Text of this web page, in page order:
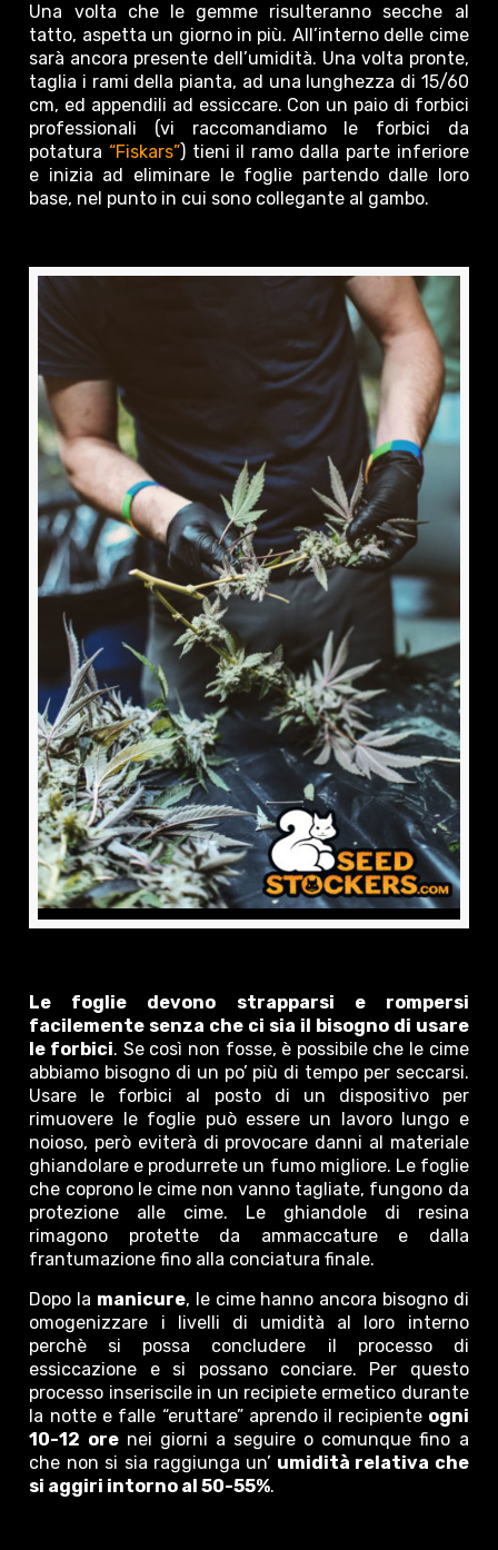
Una volta che le gemme risulteranno secche al
tatto, aspetta un giorno in più. All’interno delle cime
sarà ancora presente dell’umidità. Una volta pronte,
taglia i rami della pianta, ad una lunghezza di 15/60
cm, ed appendili ad essiccare. Con un paio di forbici
professionali (vi raccomandiamo le forbici da
potatura“Fiskars”) tieni il ramo dalla parte inferiore
e inizia ad eliminare le foglie partendo dalle loro
base, nel punto in cui sono collegante al gambo.
Le foglie devono strapparsi e rompersi
facilemente senza che ci sia il bisogno di usare
le forbici. Se così non fosse, è possibile che le cime
abbiamo bisogno di un po’ più di tempo per seccarsi.
Usare le forbici al posto di un dispositivo per
rimuovere le foglie può essere un lavoro lungo e
noioso, però eviterà di provocare danni al materiale
ghiandolare e produrrete un fumo migliore. Le foglie
che coprono le cime non vanno tagliate, fungono da
protezione alle cime. Le ghiandole di resina
rimagono protette da ammaccature e dalla
frantumazione fino alla conciatura finale.
Dopo la manicure, le cime hanno ancora bisogno di
omogenizzare i livelli di umidità al loro interno
perchè si possa concludere il processo di
essiccazione e si possano conciare. Per questo
processo inseriscile in un recipiete ermetico durante
la notte e falle “eruttare” aprendo il recipiente ogni
10-12 orenei giorni a seguire o comunque fino a
che non si sia raggiunga un’ umidità relativa che
si aggiri intorno al 50-55%.